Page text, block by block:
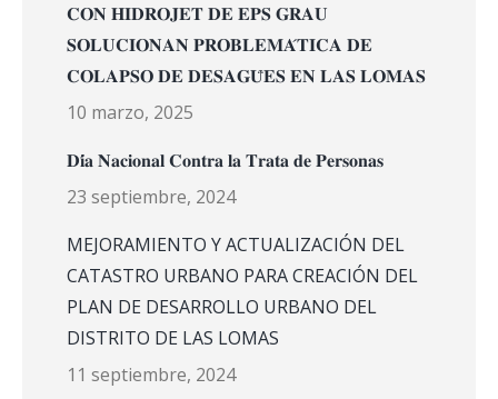
𝐂𝐎𝐍 𝐇𝐈𝐃𝐑𝐎𝐉𝐄𝐓 𝐃𝐄 𝐄𝐏𝐒 𝐆𝐑𝐀𝐔
𝐒𝐎𝐋𝐔𝐂𝐈𝐎𝐍𝐀𝐍 𝐏𝐑𝐎𝐁𝐋𝐄𝐌𝐀́𝐓𝐈𝐂𝐀 𝐃𝐄
𝐂𝐎𝐋𝐀𝐏𝐒𝐎 𝐃𝐄 𝐃𝐄𝐒𝐀𝐆𝐔̈𝐄𝐒 𝐄𝐍 𝐋𝐀𝐒 𝐋𝐎𝐌𝐀𝐒
10 marzo, 2025
𝐃𝐢́𝐚 𝐍𝐚𝐜𝐢𝐨𝐧𝐚𝐥 𝐂𝐨𝐧𝐭𝐫𝐚 𝐥𝐚 𝐓𝐫𝐚𝐭𝐚 𝐝𝐞 𝐏𝐞𝐫𝐬𝐨𝐧𝐚𝐬
23 septiembre, 2024
MEJORAMIENTO Y ACTUALIZACIÓN DEL
CATASTRO URBANO PARA CREACIÓN DEL
PLAN DE DESARROLLO URBANO DEL
DISTRITO DE LAS LOMAS
11 septiembre, 2024